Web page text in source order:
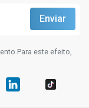
este efeito,